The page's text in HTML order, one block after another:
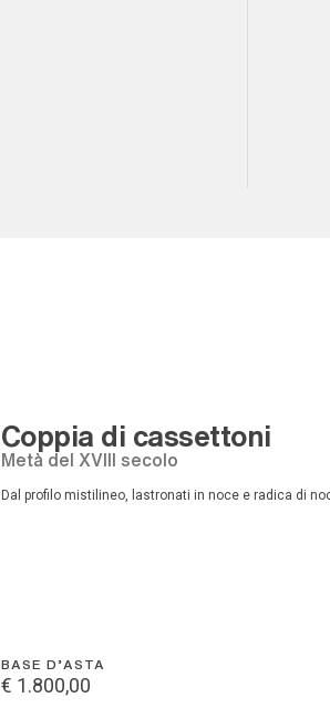
Coppia di cassettoni
Metà del XVIII secolo
dal profilo mistilineo, lastronati in noce e radica di
BASE D'ASTA
€ 1.800,00